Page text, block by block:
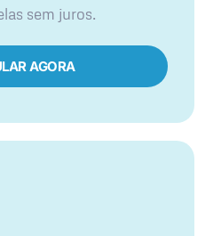
sem juros.
AGORA